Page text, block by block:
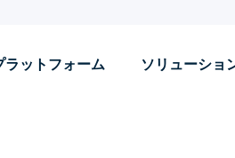
ラットフォーム ソリューショ